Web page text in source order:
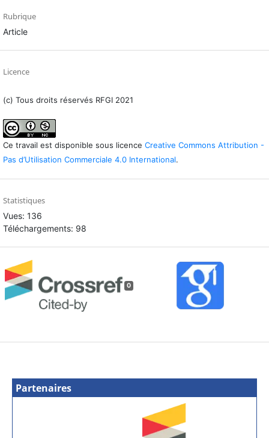
Rubrique
Article
Licence
(c) Tous droits réservés RFGI 2021
Ce travail est disponible sous licence Creative Commons Attribution -
Pas d’Utilisation Commerciale 4.0 International.
Statistiques
Vues: 136
Téléchargements: 98
0
Partenaires